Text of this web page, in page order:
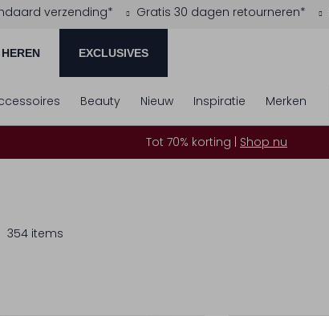
verzending* Gratis 30 dagen retourneren*
HEREN EXCLUSIVES
Beauty Nieuw Inspiratie Merken
Tot 70% korting | Shop nu
354 items